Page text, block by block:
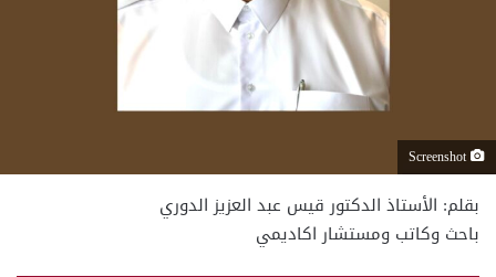
Screenshot
بقلم: الأستاذ الدكتور قيس عبد العزيز الدوري
باحث وكاتب ومستشار اكاديمي